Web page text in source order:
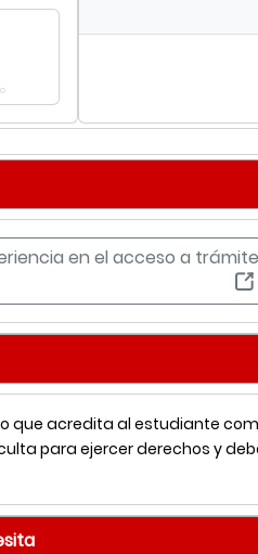
en el acceso a
que acredita al estudiante
para ejercer derechos y